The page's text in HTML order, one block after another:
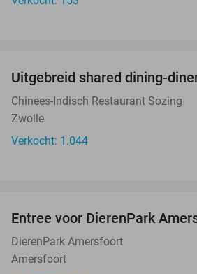
Uitgebreid shared dining-
Chinees-Indisch Restaurant Sozing
Zwolle
Verkocht: 1.044
Entree voor DierenPark
DierenPark Amersfoort
Amersfoort